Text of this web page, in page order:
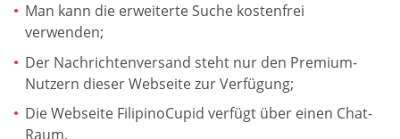
Man kann die erweiterte Suche kostenfrei
verwenden;
Der Nachrichtenversand steht nur den Premium-
Nutzern dieser Webseite zur Verfügung;
Die Webseite FilipinoCupid verfügt über einen Chat-
Raum.